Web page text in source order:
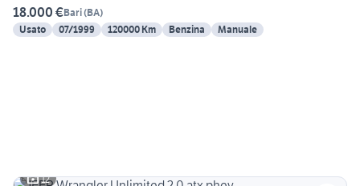
18.000 €Bari(BA)
Usato
07/1999 120000 Km Benzina Manuale
12